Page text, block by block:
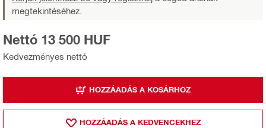
megtekintéséhez.
Kedvezményes nettó
Nettó 13 500 HUF
HOZZÁADÁS A KOSÁRHOZ
HOZZÁADÁS A KEDVENCEKHEZ